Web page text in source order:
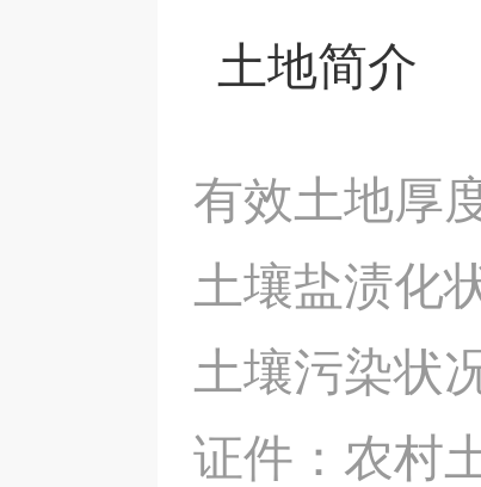
土地简介
有效土地厚
土壤盐渍化
土壤污染状
证件：农村